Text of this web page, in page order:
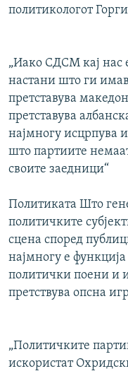
политикологот
„Иако СДСМ кај нас
настани што ги
претставува
претставува
најмногу исцрпува
што партиите
своите заедници“
Политиката Што
политичките
сцена според
најмногу е
политички поени и
претствува опсна
„Политичките
искористат